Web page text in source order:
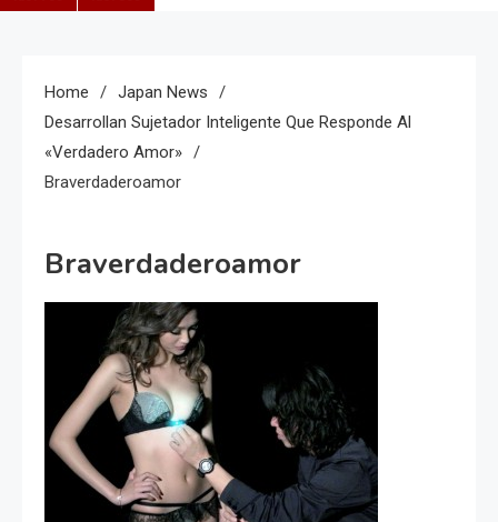
Home
Japan News
Desarrollan Sujetador Inteligente Que Responde Al
«verdadero Amor»
Braverdaderoamor
Braverdaderoamor